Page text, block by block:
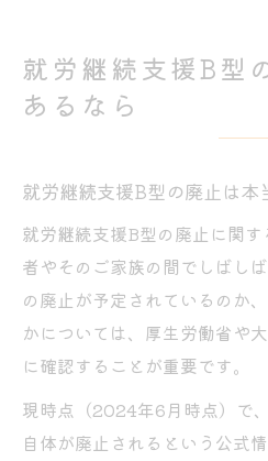
就労継続支援B型
あるなら
就労継続支援B型の廃止は本
就労継続支援B型の廃止に関
者やそのご家族の間でしばし
の廃止が予定されているのか
かについては、厚生労働省や
に確認することが重要です。
現時点（2024年6月時点）で
自体が廃止されるという公式